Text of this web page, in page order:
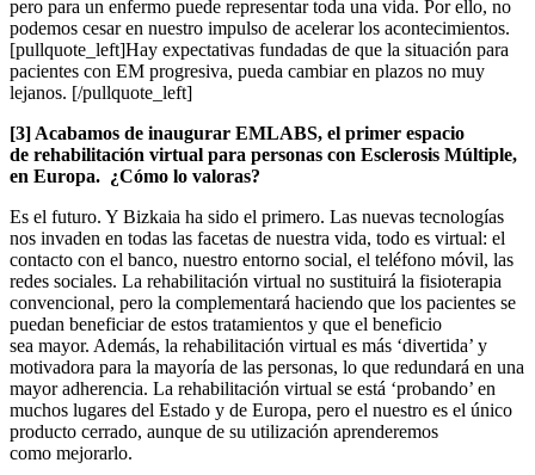
pero para un enfermo puede representar toda una vida. Por ello, no
podemos cesar en nuestro impulso de acelerar los acontecimientos.
[pullquote_left]Hay expectativas fundadas de que la situación para
pacientes con EM progresiva, pueda cambiar en plazos no muy
lejanos. [/pullquote_left]
[3] Acabamos de inaugurar EMLABS, el primer espacio
de rehabilitación virtual para personas con Esclerosis Múltiple,
en Europa. ¿Cómo lo valoras?
Es el futuro. Y Bizkaia ha sido el primero. Las nuevas tecnologías
nos invaden en todas las facetas de nuestra vida, todo es virtual: el
contacto con el banco, nuestro entorno social, el teléfono móvil, las
redes sociales. La rehabilitación virtual no sustituirá la fisioterapia
convencional, pero la complementará haciendo que los pacientes se
puedan beneficiar de estos tratamientos y que el beneficio
sea mayor. Además, la rehabilitación virtual es más ‘divertida’ y
motivadora para la mayoría de las personas, lo que redundará en una
mayor adherencia. La rehabilitación virtual se está ‘probando’ en
muchos lugares del Estado y de Europa, pero el nuestro es el único
producto cerrado, aunque de su utilización aprenderemos
como mejorarlo.